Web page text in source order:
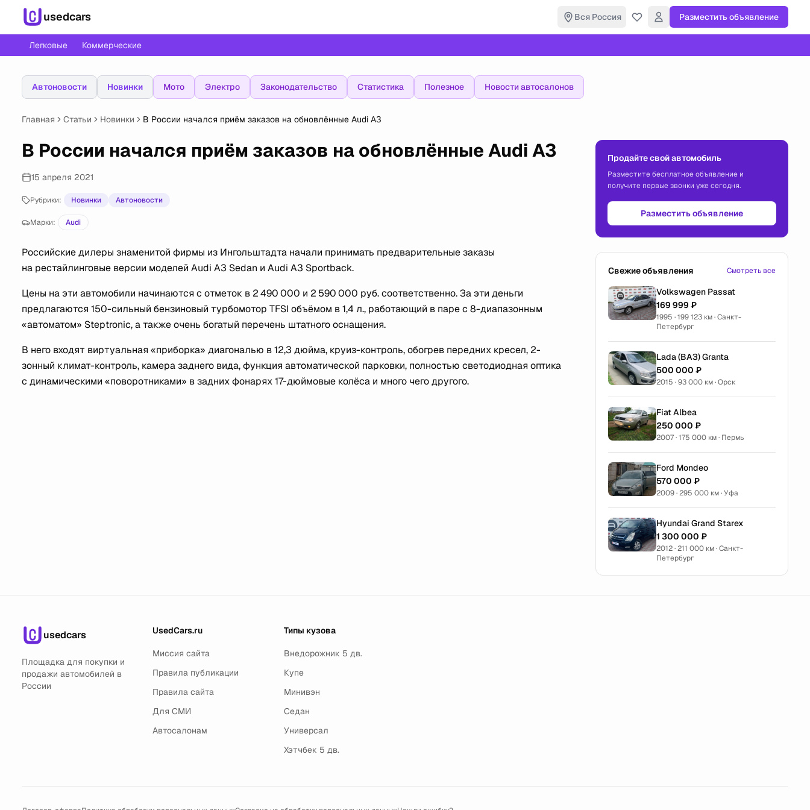
usedcars Вся Россия Разместить объявление
Легковые Коммерческие
Автоновости Новинки Мото Электро Законодательство Статистика Полезное Новости автосалонов
Главная Статьи Новинки В России начался приём заказов на обновлённые Audi A3
В России начался приём заказов на обновлённые Audi A3
15 апреля 2021
Рубрики: Новинки Автоновости
Марки: Audi
Российские дилеры знаменитой фирмы из Ингольштадта начали принимать предварительные заказы
на рестайлинговые версии моделей Audi A3 Sedan и Audi A3 Sportback.
Цены на эти автомобили начинаются с отметок в 2 490 000 и 2 590 000 руб. соответственно. За эти деньги
предлагаются 150-сильный бензиновый турбомотор TFSI объёмом в 1,4 л., работающий в паре с 8-диапазонным
«автоматом» Steptronic, а также очень богатый перечень штатного оснащения.
В него входят виртуальная «приборка» диагональю в 12,3 дюйма, круиз-контроль, обогрев передних кресел, 2-
зонный климат-контроль, камера заднего вида, функция автоматической парковки, полностью светодиодная оптика
с динамическими «поворотниками» в задних фонарях 17-дюймовые колёса и много чего другого.
Продайте свой автомобиль
Разместите бесплатное объявление и
получите первые звонки уже сегодня.
Разместить объявление
Свежие объявления Смотреть все
Volkswagen Passat
169 999 ₽
1995 · 199 123 км · Санкт-
Петербург
Lada (ВАЗ) Granta
500 000 ₽
2015 · 93 000 км · Орск
Fiat Albea
250 000 ₽
2007 · 175 000 км · Пермь
Ford Mondeo
570 000 ₽
2009 · 295 000 км · Уфа
Hyundai Grand Starex
1 300 000 ₽
2012 · 211 000 км · Санкт-
Петербург
usedcars
Площадка для покупки и
продажи автомобилей в
России
UsedCars.ru
Миссия сайта
Правила публикации
Правила сайта
Для СМИ
Автосалонам
Типы кузова
Внедорожник 5 дв.
Купе
Минивэн
Седан
Универсал
Хэтчбек 5 дв.